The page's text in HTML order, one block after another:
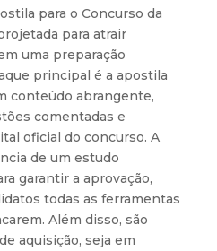
para o Concurso da
para atrair
uma preparação
principal é a apostila
conteúdo abrangente,
comentadas e
oficial do concurso. A
de um estudo
garantir a aprovação,
todas as ferramentas
Além disso, são
aquisição, seja em